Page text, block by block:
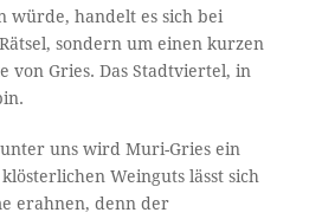
würde, handelt es sich bei
sondern um einen kurzen
von Gries. Das Stadtviertel, in
uns wird Muri-Gries ein
Weinguts lässt sich
erahnen, denn der